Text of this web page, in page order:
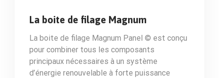
La boite de filage Magnum
La boite de filage Magnum Panel © est conçu
pour combiner tous les composants
principaux nécessaires à un système
d’énergie renouvelable à forte puissance